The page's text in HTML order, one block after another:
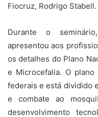
Fiocruz, Rodrigo Stabell.
Durante o
apresentou aos
os detalhes do Plano
e Microcefalia. O
federais e está dividido
e combate ao
desenvolvimento